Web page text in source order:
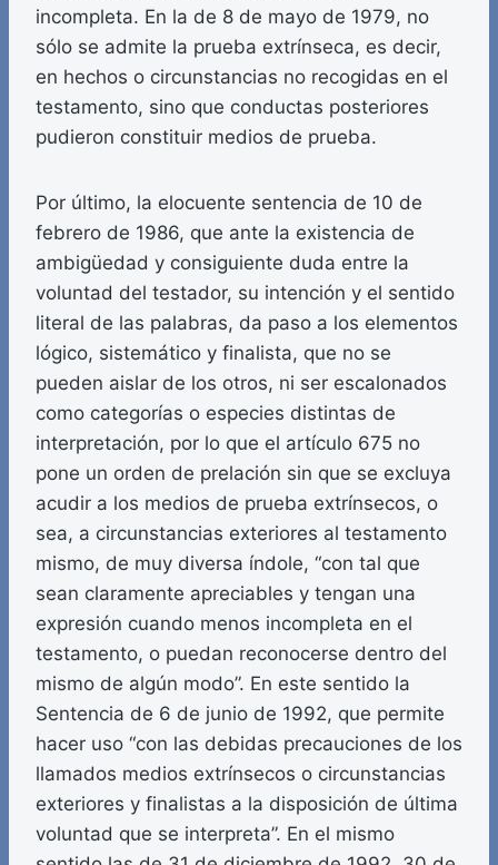
incompleta. En la de 8 de mayo de 1979, no
sólo se admite la prueba extrínseca, es decir,
en hechos o circunstancias no recogidas en el
testamento, sino que conductas posteriores
pudieron constituir medios de prueba.
Por último, la elocuente sentencia de 10 de
febrero de 1986, que ante la existencia de
ambigüedad y consiguiente duda entre la
voluntad del testador, su intención y el sentido
literal de las palabras, da paso a los elementos
lógico, sistemático y finalista, que no se
pueden aislar de los otros, ni ser escalonados
como categorías o especies distintas de
interpretación, por lo que el artículo 675 no
pone un orden de prelación sin que se excluya
acudir a los medios de prueba extrínsecos, o
sea, a circunstancias exteriores al testamento
mismo, de muy diversa índole, “con tal que
sean claramente apreciables y tengan una
expresión cuando menos incompleta en el
testamento, o puedan reconocerse dentro del
mismo de algún modo”. En este sentido la
Sentencia de 6 de junio de 1992, que permite
hacer uso “con las debidas precauciones de los
llamados medios extrínsecos o circunstancias
exteriores y finalistas a la disposición de última
voluntad que se interpreta”. En el mismo